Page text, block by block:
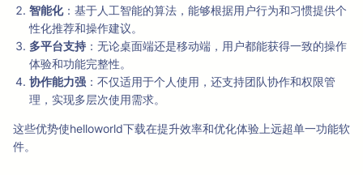
智能化：基于人工智能的算法，能够根据用户行为和习惯提供个
性化推荐和操作建议。
多平台支持 ：无论桌面端还是移动端，用户都能获得一致的操作
体验和功能完整性。
协作能力强 ：不仅适用于个人使用，还支持团队协作和权限管
理，实现多层次使用需求。
这些优势使helloworld下载在提升效率和优化体验上远超单一功能软
件。